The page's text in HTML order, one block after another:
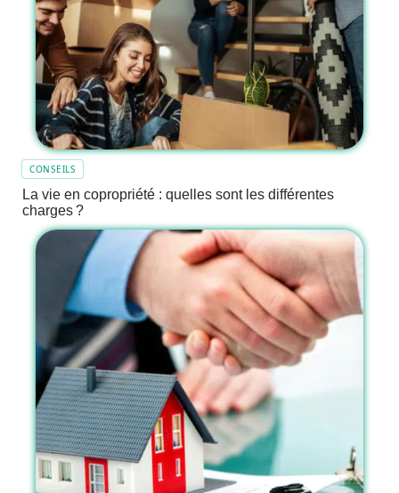
CONSEILS
La vie en copropriété : quelles sont les différentes
charges ?